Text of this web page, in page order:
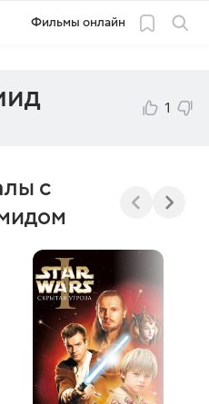
Фильмы онлайн
1
с